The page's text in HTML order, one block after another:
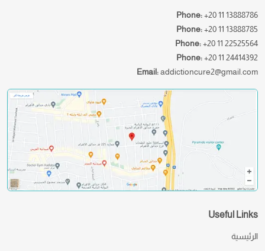
Phone:+20 11 13888786
Phone:+20 11 13888785
Phone:+20 11 22525564
Phone:+20 11 24414392
Email:addictioncure2@gmail.com
Useful Links
الرئيسية